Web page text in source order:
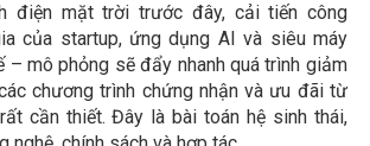
điện mặt trời trước đây, cải tiến công
của startup, ứng dụng AI và siêu máy
– mô phỏng sẽ đẩy nhanh quá trình giảm
chương trình chứng nhận và ưu đãi từ
cần thiết. Đây là bài toán hệ sinh thái,